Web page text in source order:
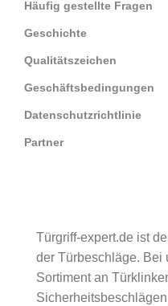
Häufig gestellte Fragen
Geschichte
Qualitätszeichen
Geschäftsbedingungen
Datenschutzrichtlinie
Partner
Türgriff-expert.de ist
der Türbeschläge. Bei
Sortiment an